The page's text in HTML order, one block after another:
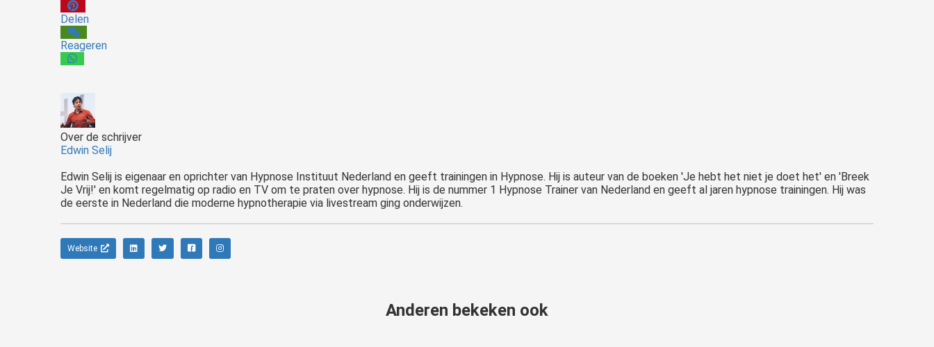
Delen
Reageren
Over de schrijver
Edwin Selij
Edwin Selij is eigenaar en oprichter van Hypnose Instituut Nederland en geeft trainingen in Hypnose. Hij is auteur van de boeken 'Je hebt het niet je doet het' en 'Breek
Je Vrij!' en komt regelmatig op radio en TV om te praten over hypnose. Hij is de nummer 1 Hypnose Trainer van Nederland en geeft al jaren hypnose trainingen. Hij was
de eerste in Nederland die moderne hypnotherapie via livestream ging onderwijzen.
Website
Anderen bekeken ook